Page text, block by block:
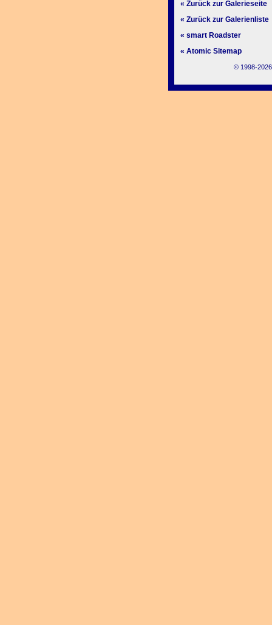
« Zurück zur Galerieseite
« Zurück zur Galerienliste
« smart Roadster
« Atomic Sitemap
© 1998-